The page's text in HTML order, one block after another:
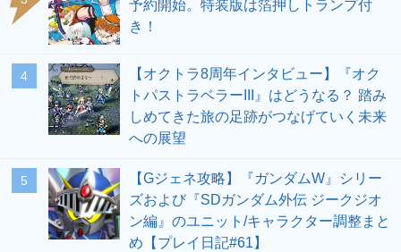
予約開始。特装版は箔押しトランプ付
き！
4
【オクトラ8周年インタビュー】『オク
トパストラベラーIII』はどうなる？ 踏み
しめてきた旅の足跡がつなげていく未来
への展望
5
【Gジェネ攻略】『ガンダムW』シリー
ズおよび『SDガンダム外伝 ジークジオ
ン編』のユニット/キャラクター調整まと
め【プレイ日記#61】